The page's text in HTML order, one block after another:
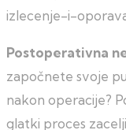
Postoperativna
započnete svoje
nakon operacije?
glatki proces